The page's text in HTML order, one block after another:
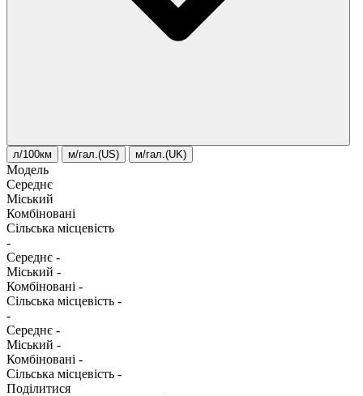
л/100км м/гал.(US) м/гал.(UK)
Модель
Середнє
Міський
Комбіновані
Сільська місцевість
-
Середнє -
Міський -
Комбіновані -
Сільська місцевість -
-
Середнє -
Міський -
Комбіновані -
Сільська місцевість -
Поділитися